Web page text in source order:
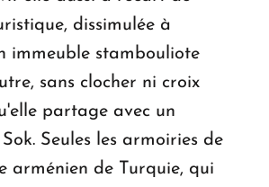
dissimulée à
immeuble stambouliote
sans clocher ni croix
partage avec un
Seules les armoiries de
arménien de Turquie, qui